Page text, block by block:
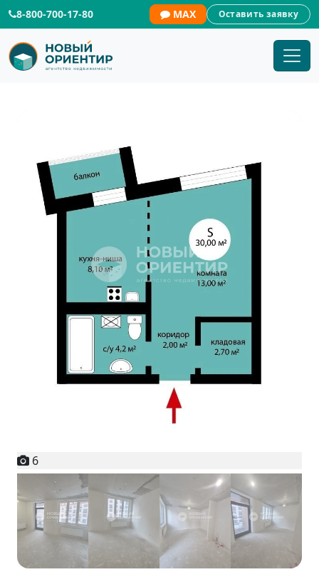
8-800-700-17-80 MAX Оставить заявку
6